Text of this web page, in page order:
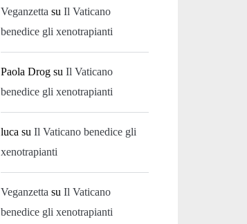
Veganzetta suIl Vaticano
benedice gli xenotrapianti
Paola Drog suIl Vaticano
benedice gli xenotrapianti
luca suIl Vaticano benedice gli
xenotrapianti
Veganzetta suIl Vaticano
benedice gli xenotrapianti